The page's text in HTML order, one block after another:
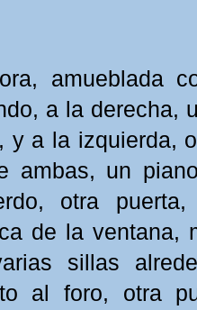
amueblada
a la derecha,
y a la izquierda,
ambas, un
otra
de la ventana,
sillas
al foro, otra